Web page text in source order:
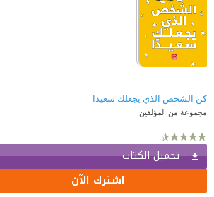
كن الشخص الذي يجعلك سعيدا
مجموعة من المؤلفين
تحميل الكتاب
اشترك الآن